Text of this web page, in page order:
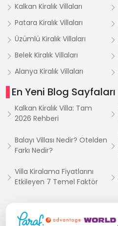
Kalkan Kiralık Villaları
Patara Kiralık Villaları
Üzümlü Kiralık Villaları
Belek Kiralık Villaları
Alanya Kiralık Villaları
En Yeni Blog Sayfaları
Kalkan Kiralık Villa: Tam
2026 Rehberi
Balayı Villası Nedir? Otelden
Farkı Nedir?
Villa Kiralama Fiyatlarını
Etkileyen 7 Temel Faktör